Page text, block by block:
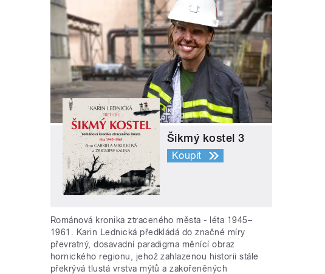
Šikmý kostel 3
Koupit
Románová kronika ztraceného města - léta 1945–
1961. Karin Lednická předkládá do značné míry
převratný, dosavadní paradigma měnící obraz
hornického regionu, jehož zahlazenou historii stále
překrývá tlustá vrstva mýtů a zakořeněných